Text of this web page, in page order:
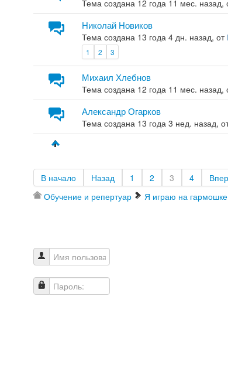
Тема создана 12 года 11 мес. назад,
Николай Новиков
Тема создана 13 года 4 дн. назад, от
1 2 3
Михаил Хлебнов
Тема создана 12 года 11 мес. назад,
Александр Огарков
Тема создана 13 года 3 нед. назад,
В начало Назад 1 2 3 4
Обучение и репертуар
Я играю на гармошке
Имя пользователя
Пароль: